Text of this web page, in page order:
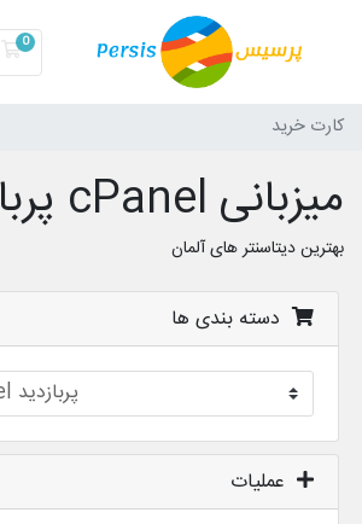
0
کارت خرید
میزبانی cPanel پربازدید
بهترین دیتاسنتر های آلمان
دسته بندی ها
عملیات